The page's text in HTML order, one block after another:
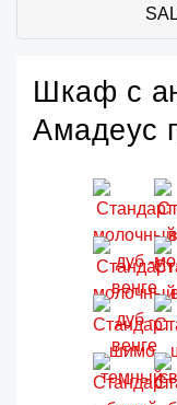
Шкаф с
Амадеус